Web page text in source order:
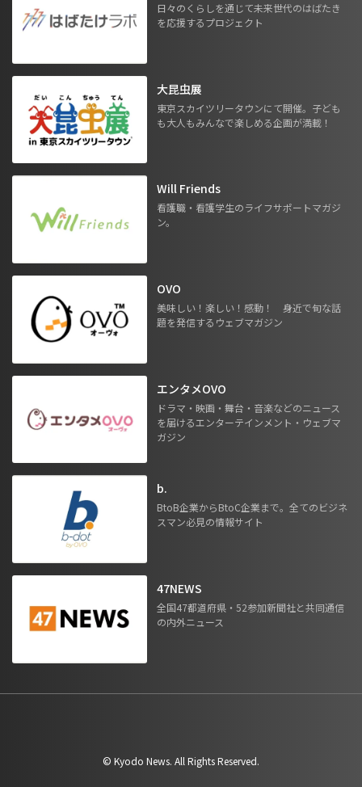
日々のくらしを通じて未来世代のはばたき
を応援するプロジェクト
大昆虫展
東京スカイツリータウンにて開催。子ども
も大人もみんなで楽しめる企画が満載！
Will Friends
看護職・看護学生のライフサポートマガジ
ン。
OVO
美味しい！楽しい！感動！ 身近で旬な話
題を発信するウェブマガジン
エンタメOVO
ドラマ・映画・舞台・音楽などのニュース
を届けるエンターテインメント・ウェブマ
ガジン
b.
BtoB企業からBtoC企業まで。全てのビジネ
スマン必見の情報サイト
47NEWS
全国47都道府県・52参加新聞社と共同通信
の内外ニュース
©︎ Kyodo News. All Rights Reserved.